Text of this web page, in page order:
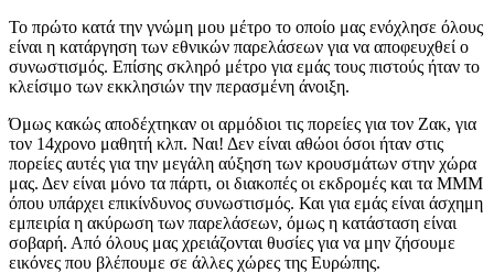
Το πρώτο κατά την γνώμη μου μέτρο το οποίο μας ενόχλησε όλους
είναι η κατάργηση των εθνικών παρελάσεων για να αποφευχθεί ο
συνωστισμός. Επίσης σκληρό μέτρο για εμάς τους πιστούς ήταν το
κλείσιμο των εκκλησιών την περασμένη άνοιξη.
Όμως κακώς αποδέχτηκαν οι αρμόδιοι τις πορείες για τον Ζακ, για
τον 14χρονο μαθητή κλπ. Ναι! Δεν είναι αθώοι όσοι ήταν στις
πορείες αυτές για την μεγάλη αύξηση των κρουσμάτων στην χώρα
μας. Δεν είναι μόνο τα πάρτι, οι διακοπές οι εκδρομές και τα ΜΜΜ
όπου υπάρχει επικίνδυνος συνωστισμός. Και για εμάς είναι άσχημη
εμπειρία η ακύρωση των παρελάσεων, όμως η κατάσταση είναι
σοβαρή. Από όλους μας χρειάζονται θυσίες για να μην ζήσουμε
εικόνες που βλέπουμε σε άλλες χώρες της Ευρώπης.